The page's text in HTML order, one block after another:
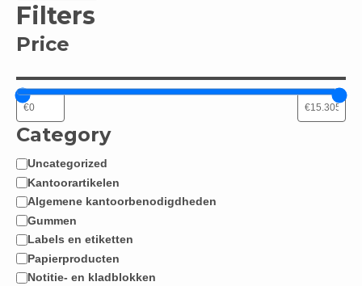
Filters
Price
Category
Categorie
Uncategorized
Kantoorartikelen
Algemene kantoorbenodigdheden
Gummen
Labels en etiketten
Papierproducten
Notitie- en kladblokken